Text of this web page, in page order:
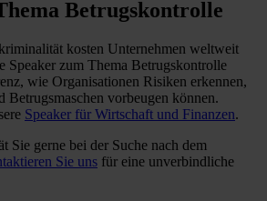
Betrugskontrolle
kosten Unternehmen weltweit
zum Thema Betrugskontrolle
wie Organisationen Risiken erkennen,
Betrugsmaschen vorbeugen können.
Speaker für Wirtschaft und Finanzen.
Sie gerne bei der Suche nach dem
Sie uns für eine unverbindliche